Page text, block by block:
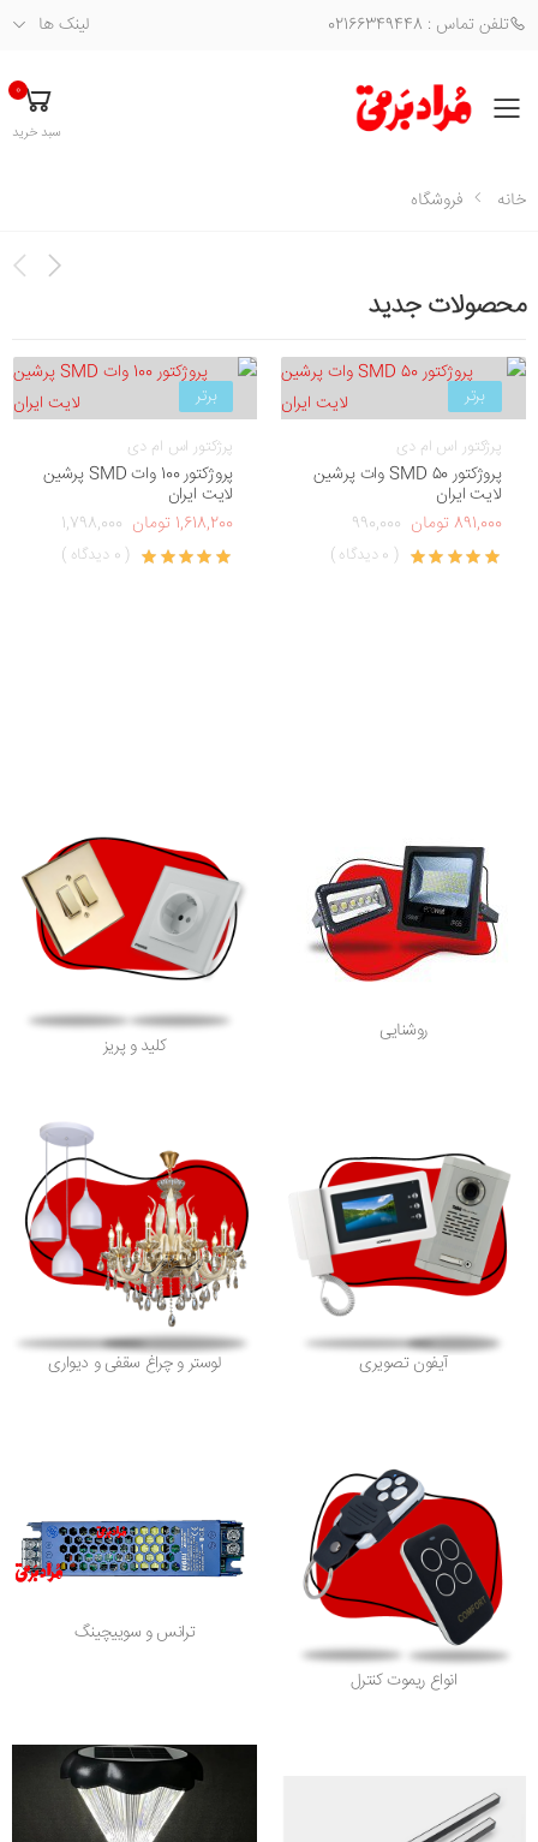
تلفن تماس : 02166349448 لینک ها
فهرست
0
سبد خرید
خانه فروشگاه
محصولات جدید
برتر
پرژکتور اس ام دی
پروژکتور SMD 50 وات پرشین
لایت ایران
891,000 تومان
990,000
( 0 دیدگاه )
برتر
پرژکتور اس ام دی
پروژکتور 100 وات SMD پرشین
لایت ایران
1,618,200 تومان
1,798,000
( 0 دیدگاه )
روشنایی
کلید و پریز
آیفون تصویری لوستر و چراغ سقفی و دیواری
انواع ریموت کنترل
ترانس و سوییچینگ